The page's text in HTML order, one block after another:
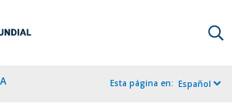
Esta página en: Español